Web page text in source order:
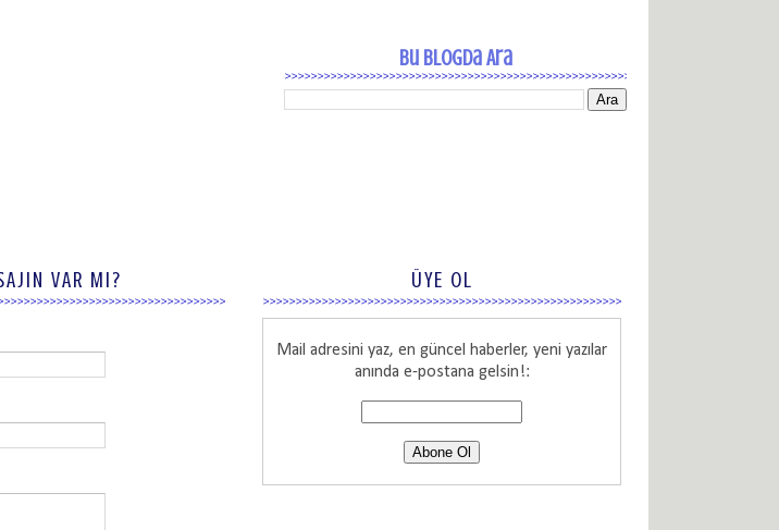
Bu Blogda Ara
VAR MI? ÜYE OL
Mail adresini yaz, en güncel haberler, yeni yazılar
anında e-postana gelsin!: